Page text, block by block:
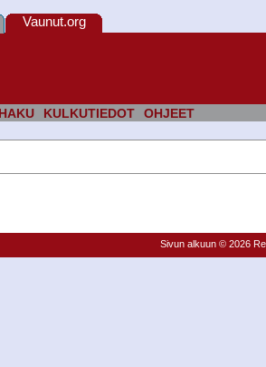
HAKU KULKUTIEDOT OHJEET
Vaunut.org
Sivun alkuun © 2026